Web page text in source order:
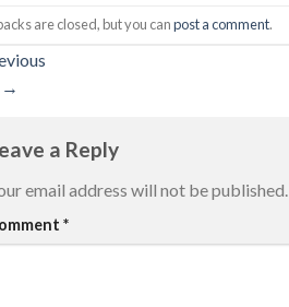
are closed, but you canpost a comment.
→
a Reply
email address will not be published.
*